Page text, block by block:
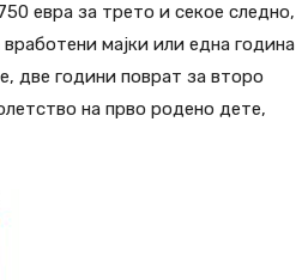
евра за трето и секое следно,
мајки или една година
две години поврат за второ
на прво родено дете,